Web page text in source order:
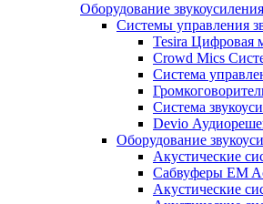
Оборудование звукоусиления
Системы управления
Tesira Цифровая
Crowd Mics
Система
Система
Devio
Оборудование
Акустические
Сабвуферы EM
Акустические